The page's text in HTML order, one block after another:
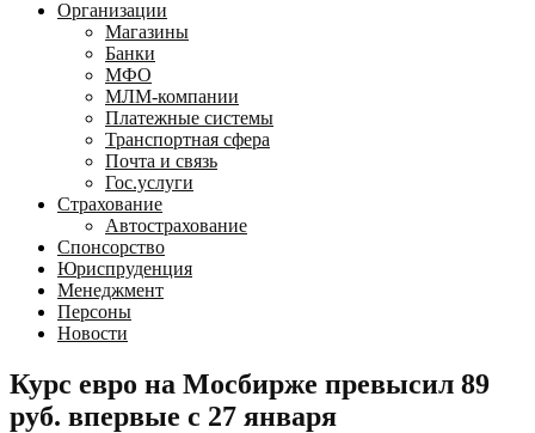
Организации
Магазины
Банки
МФО
МЛМ-компании
Платежные системы
Транспортная сфера
Почта и связь
Гос.услуги
Страхование
Автострахование
Спонсорство
Юриспруденция
Менеджмент
Персоны
Новости
Курс евро на Мосбирже превысил 89
руб. впервые с 27 января